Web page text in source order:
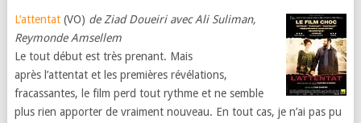
L’attentat(VO) de Ziad Doueiri avec Ali Suliman,
Reymonde Amsellem
Le tout début est très prenant. Mais
après l’attentat et les premières révélations,
fracassantes, le film perd tout rythme et ne semble
plus rien apporter de vraiment nouveau. En tout cas, je n’ai pas pu